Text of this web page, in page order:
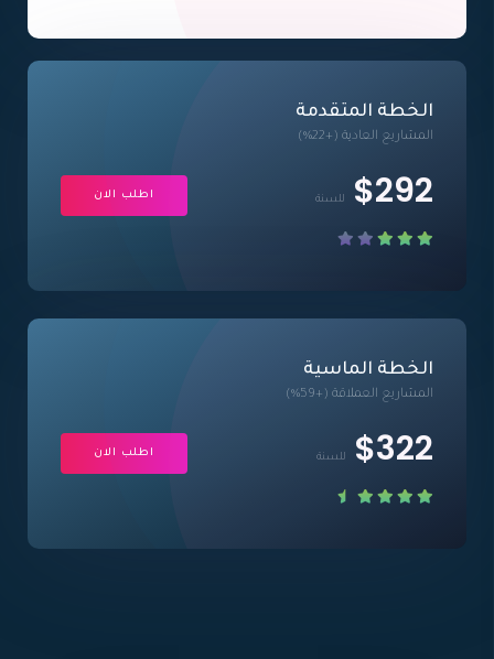
الخطة المتقدمة
المشاريع العادية (+22%)
$292 للسنة اطلب الان
الخطة الماسية
المشاريع العملاقة (+59%)
$322 للسنة اطلب الان